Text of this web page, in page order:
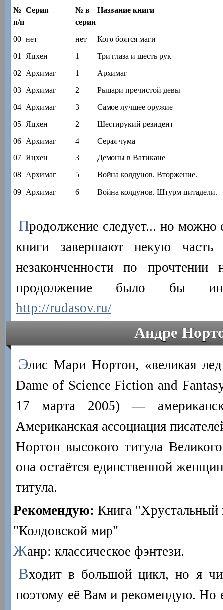
№
п/п
Серия
№ в
серии
Название книги
00 нет нет
Кого боятся маги
01
Яцхен 1
Три глаза и шесть рук
02
Архимаг 1
Архимаг
03 Архимаг 2
Рыцари пречистой девы
04 Архимаг 3
Самое лучшее оружие
05 Яцхен 2
Шестирукий резидент
06 Архимаг 4
Серая чума
07 Яцхен 3
Демоны в Ватикане
08 Архимаг 5 Война колдунов. Вторжение.
09 Архимаг 6 Война колдунов. Штурм цитадели.
Продолжение следует... но можно
книги завершают некую
незаконченности по прочтении
продолжение было бы
http://rudasov.ru/
Андре
Элис Мари Нортон, «великая
Dame of Science Fiction and
17 марта 2005) —
Американская ассоциация
Нортон высокого титула
она остаётся единственной
титула.
Рекомендую: Книга "Хрустальный
"Колдовской мир"
Жанр: классическое фэнтези.
Входит в большой цикл, но я
поэтому её Вам и рекомендую. Но